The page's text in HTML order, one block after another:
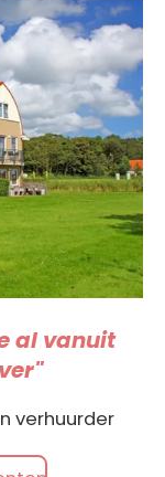
al vanuit
verhuurder